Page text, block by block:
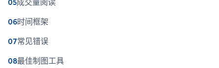
05成交量阅读
06时间框架
07常见错误
08最佳制图工具